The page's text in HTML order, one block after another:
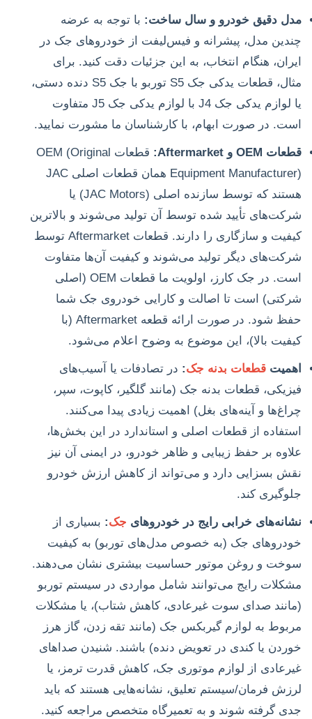
مدل دقیق خودرو و سال ساخت: با توجه به عرضه
چندین مدل، پیشرانه و فیس‌لیفت از خودروهای جک در
ایران، هنگام انتخاب، به این جزئیات دقت کنید. برای
مثال، قطعات یدکی جک S5 توربو با جک S5 دنده دستی،
یا لوازم یدکی جک J4 با لوازم یدکی جک J5 متفاوت
است. در صورت ابهام، با کارشناسان ما مشورت نمایید.
قطعات OEM و Aftermarket:
قطعات OEM (Original
Equipment Manufacturer) همان قطعات اصلی JAC
هستند که توسط سازنده اصلی (JAC Motors) یا
شرکت‌های تأیید شده توسط آن تولید می‌شوند و بالاترین
کیفیت و سازگاری را دارند. قطعات Aftermarket توسط
شرکت‌های دیگر تولید می‌شوند و کیفیت آن‌ها متفاوت
است. در جک کارز، اولویت ما قطعات OEM (اصلی
شرکتی) است تا اصالت و کارایی خودروی جک شما
حفظ شود. در صورت ارائه قطعه Aftermarket (با
کیفیت بالا)، این موضوع به وضوح اعلام می‌شود.
اهمیت قطعات بدنه جک: در تصادفات یا آسیب‌های
فیزیکی، قطعات بدنه جک (مانند گلگیر، کاپوت، سپر،
چراغ‌ها و آینه‌های بغل) اهمیت زیادی پیدا می‌کنند.
استفاده از قطعات اصلی و استاندارد در این بخش‌ها،
علاوه بر حفظ زیبایی و ظاهر خودرو، در ایمنی آن نیز
نقش بسزایی دارد و می‌تواند از کاهش ارزش خودرو
جلوگیری کند.
نشانه‌های خرابی رایج در خودروهای جک: بسیاری از
خودروهای جک (به خصوص مدل‌های توربو) به کیفیت
سوخت و روغن موتور حساسیت بیشتری نشان می‌دهند.
مشکلات رایج می‌توانند شامل مواردی در سیستم توربو
(مانند صدای سوت غیرعادی، کاهش شتاب)، یا مشکلات
مربوط به لوازم گیربکس جک (مانند تقه زدن، گاز هرز
خوردن یا کندی در تعویض دنده) باشند. شنیدن صداهای
غیرعادی از لوازم موتوری جک، کاهش قدرت ترمز، یا
لرزش فرمان/سیستم تعلیق، نشانه‌هایی هستند که باید
جدی گرفته شوند و به تعمیرگاه متخصص مراجعه کنید.